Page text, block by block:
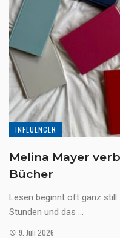
INFLUENCER
Melina Mayer
Bücher
Lesen beginnt oft ganz
Stunden und das ...
9. Juli 2026